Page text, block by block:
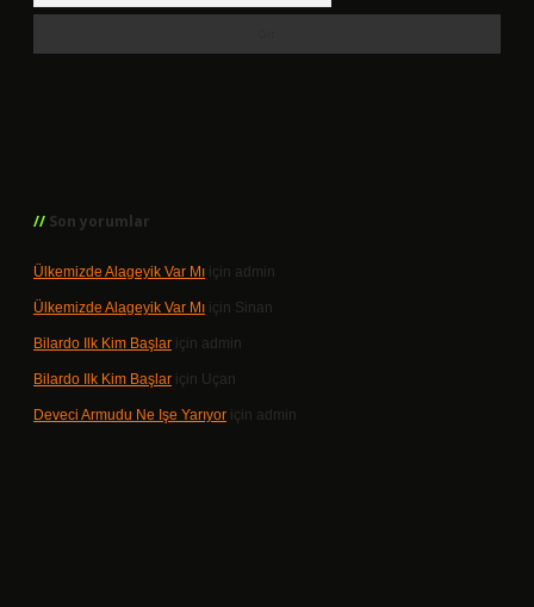
Son yorumlar
Ülkemizde Alageyik Var Mı için admin
Ülkemizde Alageyik Var Mı için Sinan
Bilardo Ilk Kim Başlar için admin
Bilardo Ilk Kim Başlar için Uçan
Deveci Armudu Ne Işe Yarıyor için admin